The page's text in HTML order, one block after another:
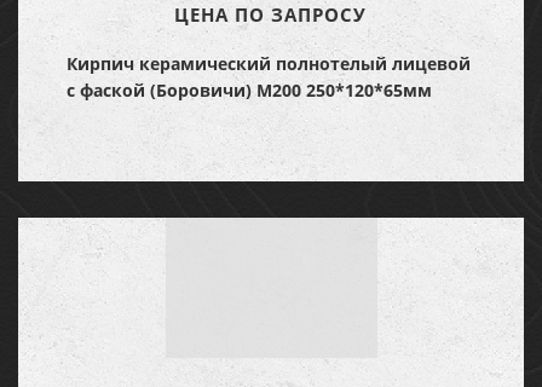
ЦЕНА ПО ЗАПРОСУ
Кирпич керамический полнотелый лицевой
с фаской (Боровичи) М200 250*120*65мм